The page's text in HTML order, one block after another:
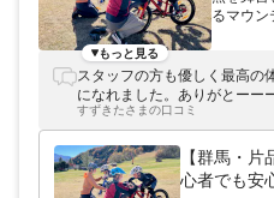
るマウ
マウンテ
一緒にな
ィ。レ
しめるの
テンバイ
軽に体験
ートレ
もっと見る
スタッフの方も優しく最高の
になれました。ありがとーー
すずきたさまの口コミ
【群馬・
心者でも安